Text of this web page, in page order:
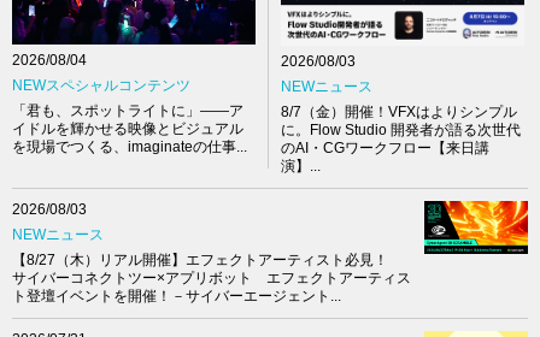
2026/08/04
NEWスペシャルコンテンツ
「君も、スポットライトに」――ア
イドルを輝かせる映像とビジュアル
を現場でつくる、imaginateの仕事...
2026/08/03
NEWニュース
8/7（金）開催！VFXはよりシンプル
に。Flow Studio 開発者が語る次世代
のAI・CGワークフロー【来日講
演】...
2026/08/03
NEWニュース
【8/27（木）リアル開催】エフェクトアーティスト必見！
サイバーコネクトツー×アプリボット エフェクトアーティス
ト登壇イベントを開催！－サイバーエージェント...